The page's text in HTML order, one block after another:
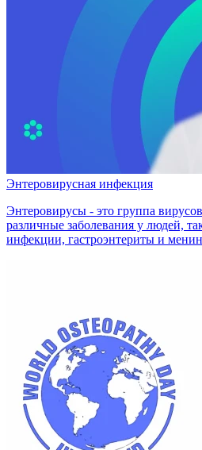
Энтеровирусная инфекция
Энтеровирусы - это группа
различные заболевания у людей,
инфекции, гастроэнтериты и